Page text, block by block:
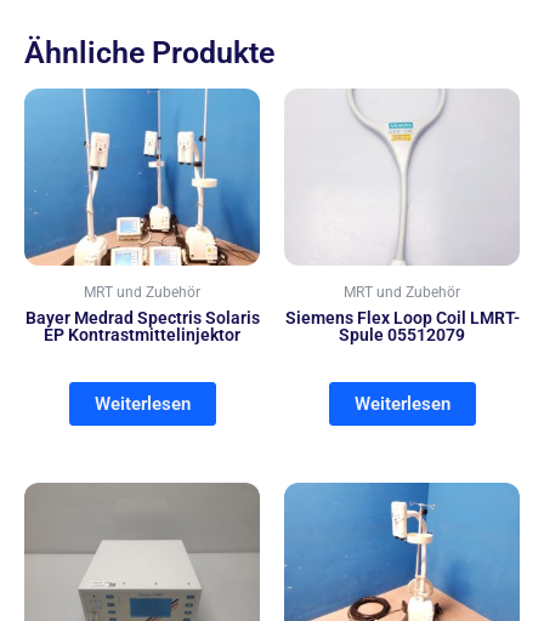
Ähnliche Produkte
MRT und Zubehör
Bayer Medrad Spectris Solaris
EP Kontrastmittelinjektor
Weiterlesen
MRT und Zubehör
Siemens Flex Loop Coil LMRT-
Spule 05512079
Weiterlesen